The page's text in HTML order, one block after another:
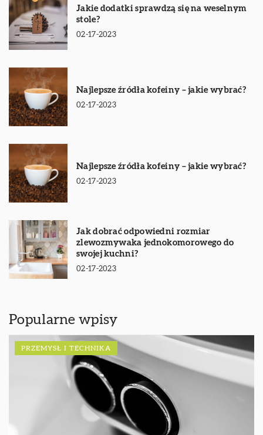
Jakie dodatki sprawdzą się na weselnym
stole?
02-17-2023
Najlepsze źródła kofeiny – jakie wybrać?
02-17-2023
Najlepsze źródła kofeiny – jakie wybrać?
02-17-2023
Jak dobrać odpowiedni rozmiar
zlewozmywaka jednokomorowego do
swojej kuchni?
02-17-2023
Popularne wpisy
PRZEMYSŁ I TECHNIKA